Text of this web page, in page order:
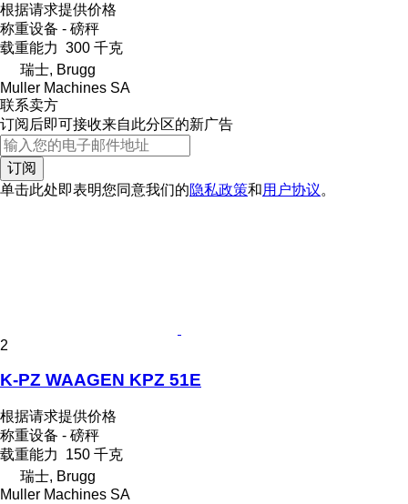
根据请求提供价格
称重设备 - 磅秤
载重能力 300 千克
瑞士, Brugg
Muller Machines SA
联系卖方
订阅后即可接收来自此分区的新广告
订阅
单击此处即表明您同意我们的隐私政策和用户协议。
2
K-PZ WAAGEN KPZ 51E
根据请求提供价格
称重设备 - 磅秤
载重能力
150 千克
瑞士, Brugg
Muller Machines SA